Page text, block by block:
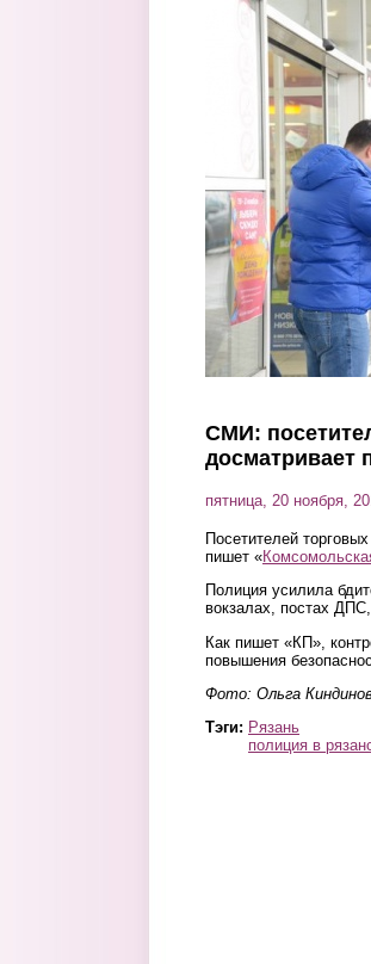
Перейти к основному содержанию
СМИ:
досматривает
пятница, 20 ноября,
Посетителей
пишет «
Полиция усилила
вокзалах, постах
Как пишет «КП»,
повышения
Фото: Ольга
Тэги: Рязань
полиция в